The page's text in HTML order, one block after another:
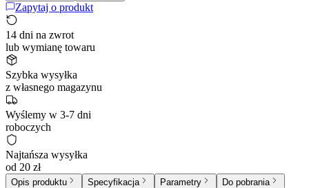
Zapytaj o produkt
14 dni na zwrot
lub wymianę towaru
Szybka wysyłka
z własnego magazynu
Wyślemy w 3-7 dni
roboczych
Najtańsza wysyłka
od 20 zł
Opis produktu Specyfikacja Parametry
Do pobrania